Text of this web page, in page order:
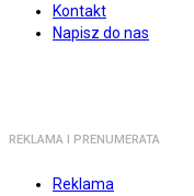
Kontakt
Napisz do nas
REKLAMA I PRENUMERATA
Reklama